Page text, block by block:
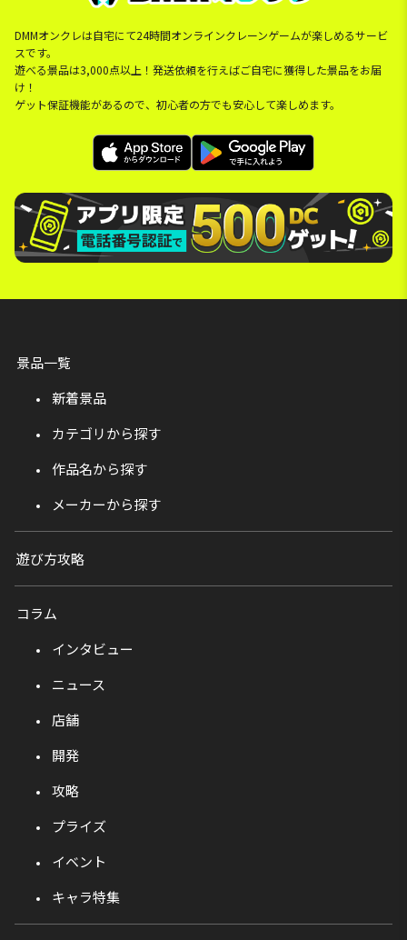
DMMオンクレは自宅にて24時間オンラインクレーンゲームが楽しめるサービ
スです。
遊べる景品は3,000点以上！発送依頼を行えばご自宅に獲得した景品をお届
け！
ゲット保証機能があるので、初心者の方でも安心して楽しめます。
景品一覧
新着景品
カテゴリから探す
作品名から探す
メーカーから探す
遊び方攻略
コラム
インタビュー
ニュース
店舗
開発
攻略
プライズ
イベント
キャラ特集